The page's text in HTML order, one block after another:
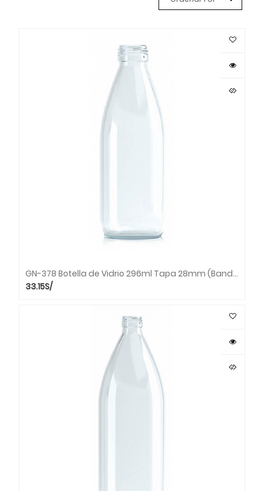
GN-378 Botella de Vidrio 296ml Tapa 28mm (Bandeja x 49 unds.)
S/
33.15